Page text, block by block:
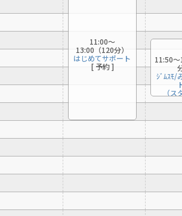
11:00〜
13:00（120分）
はじめてサポート
[ 予約 ]
11:50
ｼﾞﾑｽﾓ/
（